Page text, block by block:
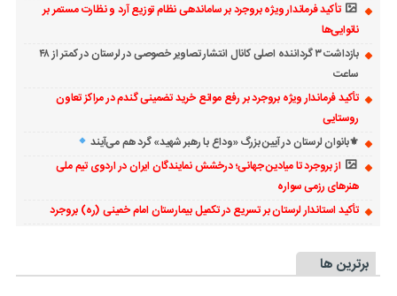
تأکید فرماندار ویژه بروجرد بر ساماندهی نظام توزیع آرد و نظارت مستمر بر
نانوایی‌ها
بازداشت ۳ گرداننده اصلی کانال انتشار تصاویر خصوصی در لرستان در کمتر از ۴۸
ساعت
تأکید فرماندار ویژه بروجرد بر رفع موانع خرید تضمینی گندم در مراکز تعاون
روستایی
⚜بانوان لرستان در آیین بزرگ «وداع با رهبر شهید» گرد هم می‌آیند
از بروجرد تا میادین جهانی؛ درخشش نمایندگان ایران در اردوی تیم ملی
هنرهای رزمی سواره
تأکید استاندار لرستان بر تسریع در تکمیل بیمارستان امام خمینی (ره) بروجرد
برترین ها